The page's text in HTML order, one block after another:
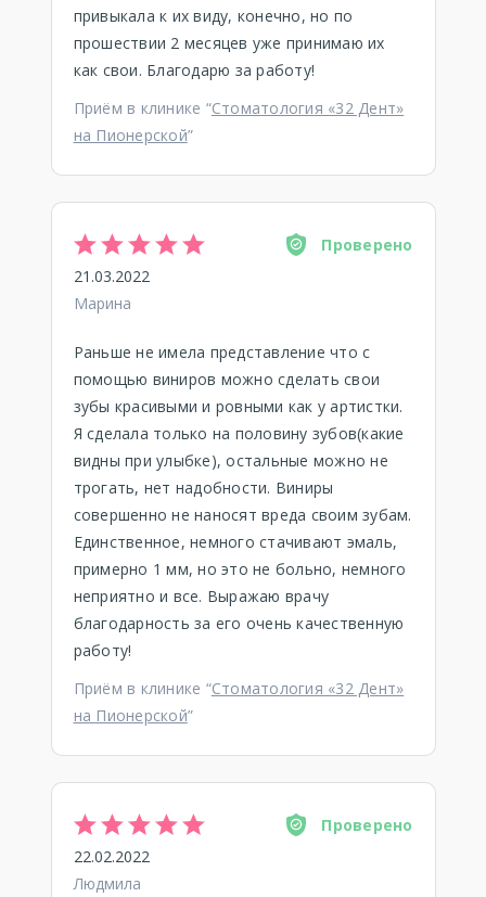
привыкала к их виду, конечно, но по
прошествии 2 месяцев уже принимаю их
как свои. Благодарю за работу!
Приём в клинике “Стоматология «32 Дент»
на Пионерской”
Проверено
21.03.2022
Марина
Раньше не имела представление что с
помощью виниров можно сделать свои
зубы красивыми и ровными как у артистки.
Я сделала только на половину зубов(какие
видны при улыбке), остальные можно не
трогать, нет надобности. Виниры
совершенно не наносят вреда своим зубам.
Единственное, немного стачивают эмаль,
примерно 1 мм, но это не больно, немного
неприятно и все. Выражаю врачу
благодарность за его очень качественную
работу!
Приём в клинике “Стоматология «32 Дент»
на Пионерской”
Проверено
22.02.2022
Людмила